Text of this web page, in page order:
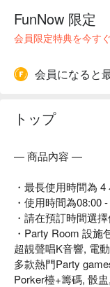
FunNow 限定
会員限定特典を今す
会員になると
トップ
— 商品內容 —
・最長使用時間為 4
・使用時間為08:00
・請在預訂時間選
・Party Room 設施
超靚聲唱K音響, 電
多款熱門Party
Porker檯+籌碼, 骰